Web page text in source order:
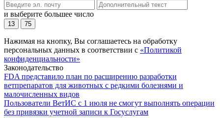
и выберите большее число
13 75
Нажимая на кнопку, Вы соглашаетесь на обработку
персональных данных в соответствии с «Политикой
конфиденциальности»
Законодательство
FDA представило план по расширению разработки
ветпрепаратов для животных с редкими болезнями и
малочисленных видов
Пользователи ВетИС с 1 июля не смогут выполнять операции
без привязки учетной записи к Госуслугам